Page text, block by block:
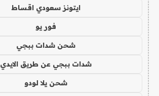
ايتونز سعودي اقساط
فور يو
شحن شدات ببجي
شدات ببجي عن طريق الايدي
شحن يلا لودو